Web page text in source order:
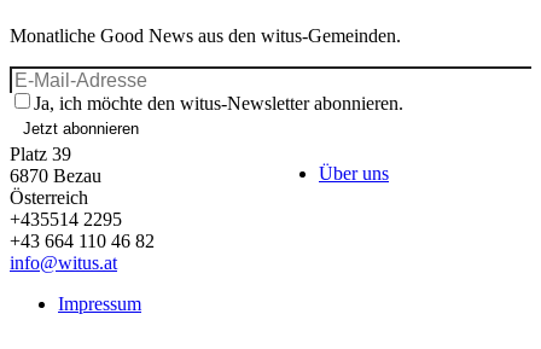
Monatliche Good News aus den witus-Gemeinden.
Ja, ich möchte den witus-Newsletter abonnieren.
Jetzt abonnieren
Platz 39
6870 Bezau
Österreich
+435514 2295
+43 664 110 46 82
info@witus.at
Über uns
Impressum